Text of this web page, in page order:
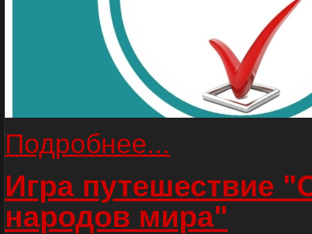
Подробнее...
Игра путешествие
народов мира"